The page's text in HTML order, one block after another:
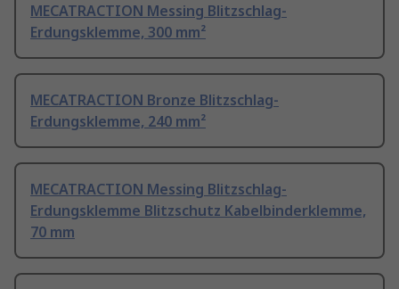
MECATRACTION Messing Blitzschlag-
Erdungsklemme, 300 mm²
MECATRACTION Bronze Blitzschlag-
Erdungsklemme, 240 mm²
MECATRACTION Messing Blitzschlag-
Erdungsklemme Blitzschutz Kabelbinderklemme,
70 mm